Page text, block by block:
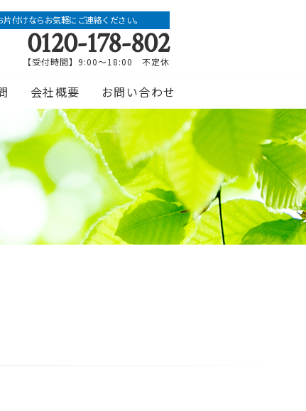
片付けならお気軽にご連絡ください。
0120-178-802
【受付時間】9:00～18:00 不定休
会社概要 お問い合わせ